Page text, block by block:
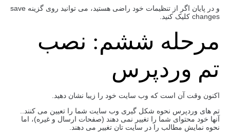
و در پایان اگر از تنظیمات خود راضی هستید، می توانید روی گزینه save
changes کلیک کنید.
مرحله ششم: نصب
تم وردپرس
اکنون وقت آن است که وب سایت خود را زیبا نشان دهید.
تم های وردپرس نحوه شکل گیری وب سایت شما را تعیین می کنند..
آنها خود محتوای شما را تغییر نمی دهند (صفحات ارسال و غیره)، اما
نحوه نمایش مطالب را در سایت تان تغییر می دهند.